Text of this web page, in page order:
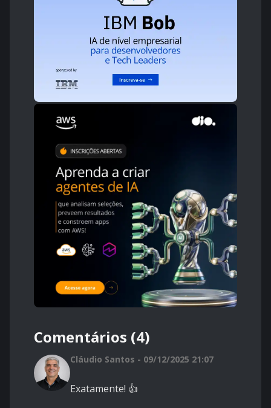
Comentários (4)
Cláudio Santos - 09/12/2025 21:07
Exatamente! 👍